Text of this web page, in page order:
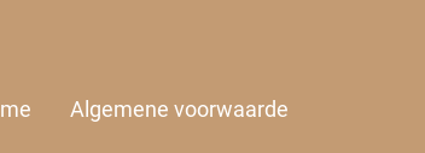
Algemene voorwaarde